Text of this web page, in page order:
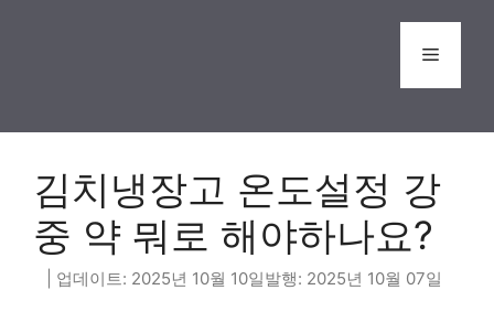
Menu
김치냉장고 온도설정 강
중 약 뭐로 해야하나요?
2025년 10월 10일 2025년 10월 07일